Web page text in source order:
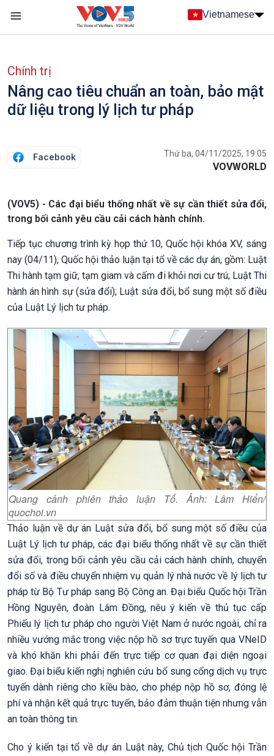
Nhảy đến nội dung
Vietnamese
Chính trị
Nâng cao tiêu chuẩn an toàn, bảo mật
dữ liệu trong lý lịch tư pháp
Facebook Thứ ba, 04/11/2025, 19:05
VOVWORLD
(VOV5) - Các đại biểu thống nhất về sự cần thiết sửa đổi,
trong bối cảnh yêu cầu cải cách hành chính.
Tiếp tục chương trình kỳ họp thứ 10, Quốc hội khóa XV, sáng
nay (04/11), Quốc hội thảo luận tại tổ về các dự án, gồm: Luật
Thi hành tạm giữ, tạm giam và cấm đi khỏi nơi cư trú; Luật Thi
hành án hình sự (sửa đổi); Luật sửa đổi, bổ sung một số điều
của Luật Lý lịch tư pháp.
Quang cảnh phiên thảo luận Tổ. Ảnh: Lâm Hiển/
quochoi.vn
Thảo luận về dự án Luật sửa đổi, bổ sung một số điều của
Luật Lý lịch tư pháp, các đại biểu thống nhất về sự cần thiết
sửa đổi, trong bối cảnh yêu cầu cải cách hành chính, chuyển
đổi số và điều chuyển nhiệm vụ quản lý nhà nước về lý lịch tư
pháp từ Bộ Tư pháp sang Bộ Công an. Đại biểu Quốc hội Trần
Hồng Nguyên, đoàn Lâm Đồng, nêu ý kiến về thủ tục cấp
Phiếu lý lịch tư pháp cho người Việt Nam ở nước ngoài, chỉ ra
nhiều vướng mắc trong việc nộp hồ sơ trực tuyến qua VNeID
và khó khăn khi phải đến trực tiếp cơ quan đại diện ngoại
giao. Đại biểu kiến nghị nghiên cứu bổ sung cổng dịch vụ trực
tuyến dành riêng cho kiều bào, cho phép nộp hồ sơ, đóng lệ
phí và nhận kết quả trực tuyến, bảo đảm thuận tiện nhưng vẫn
an toàn thông tin.
Cho ý kiến tại tổ về dự án Luật này, Chủ tịch Quốc hội Trần